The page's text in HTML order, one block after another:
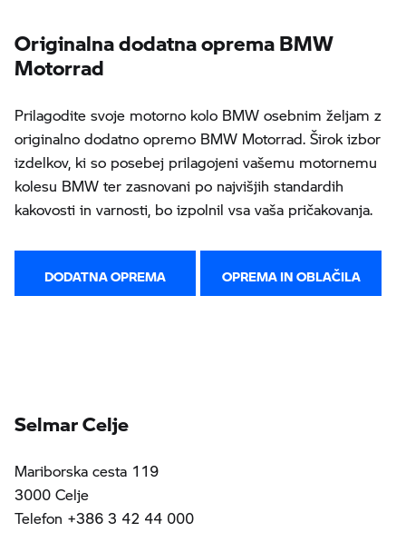
Originalna dodatna oprema BMW
Motorrad
Prilagodite svoje motorno kolo BMW osebnim željam z
originalno dodatno opremo BMW Motorrad. Širok izbor
izdelkov, ki so posebej prilagojeni vašemu motornemu
kolesu BMW ter zasnovani po najvišjih standardih
kakovosti in varnosti, bo izpolnil vsa vaša pričakovanja.
DODATNA OPREMA OPREMA IN OBLAČILA
Selmar Celje
Mariborska cesta 119
3000 Celje
Telefon +386 3 42 44 000